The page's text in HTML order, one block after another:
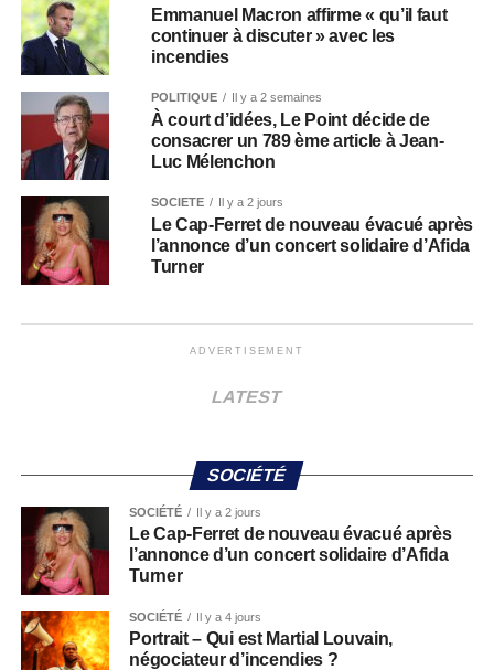
Emmanuel Macron affirme « qu’il faut
continuer à discuter » avec les
incendies
POLITIQUE Il y a 2 semaines
À court d’idées, Le Point décide de
consacrer un 789 ème article à Jean-
Luc Mélenchon
SOCIÉTÉ Il y a 2 jours
Le Cap-Ferret de nouveau évacué après
l’annonce d’un concert solidaire d’Afida
Turner
ADVERTISEMENT
LATEST
SOCIÉTÉ
SOCIÉTÉ Il y a 2 jours
Le Cap-Ferret de nouveau évacué après
l’annonce d’un concert solidaire d’Afida
Turner
SOCIÉTÉ Il y a 4 jours
Portrait – Qui est Martial Louvain,
négociateur d’incendies ?